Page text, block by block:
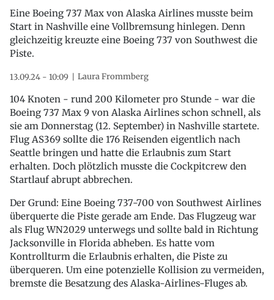
Eine Boeing 737 Max von Alaska Airlines musste beim
Start in Nashville eine Vollbremsung hinlegen. Denn
gleichzeitig kreuzte eine Boeing 737 von Southwest die
Piste.
13.09.24 - 10:09 Laura Frommberg
104 Knoten - rund 200 Kilometer pro Stunde - war die
Boeing 737 Max 9 von Alaska Airlines schon schnell, als
sie am Donnerstag (12. September) in Nashville startete.
Flug AS369 sollte die 176 Reisenden eigentlich nach
Seattle bringen und hatte die Erlaubnis zum Start
erhalten. Doch plötzlich musste die Cockpitcrew den
Startlauf abrupt abbrechen.
Der Grund: Eine Boeing 737-700 von Southwest Airlines
überquerte die Piste gerade am Ende. Das Flugzeug war
als Flug WN2029 unterwegs und sollte bald in Richtung
Jacksonville in Florida abheben. Es hatte vom
Kontrollturm die Erlaubnis erhalten, die Piste zu
überqueren. Um eine potenzielle Kollision zu vermeiden,
bremste die Besatzung des Alaska-Airlines-Fluges ab.